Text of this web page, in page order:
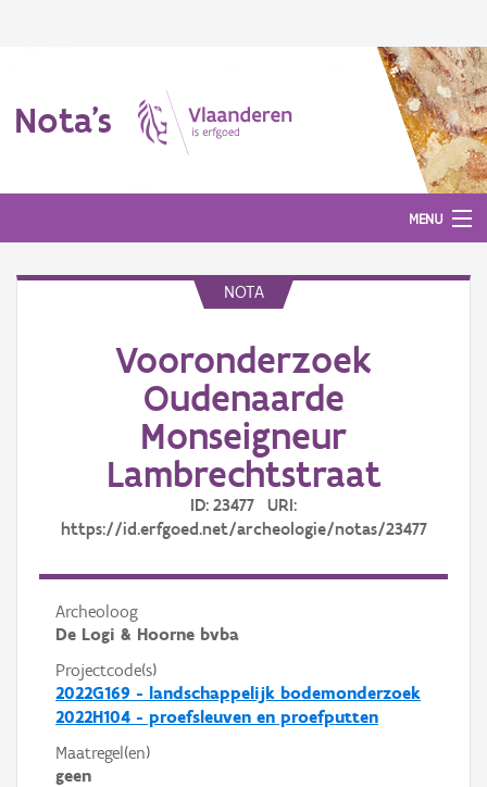
Nota's
MENU
NOTA
Vooronderzoek
Oudenaarde
Monseigneur
Lambrechtstraat
ID: 23477 URI:
https://id.erfgoed.net/archeologie/notas/23477
Archeoloog
De Logi & Hoorne bvba
Projectcode(s)
2022G169 - landschappelijk bodemonderzoek
2022H104 - proefsleuven en proefputten
Maatregel(en)
geen